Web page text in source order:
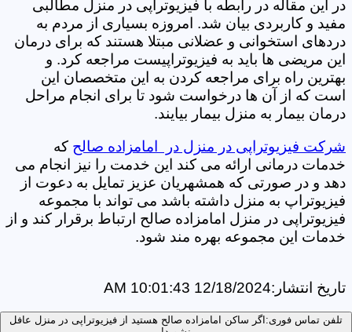
در این مقاله در رابطه با فیزیوتراپی در منزل مطالبی
مفید و کاربردی بیان شد. امروزه بسیاری از مردم به
دردهای استخوانی و عضلانی مبتلا هستند که برای درمان
این مریضی ها باید به فیزیوتراپیست مراجعه کرد. و
بهترین راه برای مراجعه کردن به این متخصصان این
است که از آن ها درخواست شود تا برای انجام مراحل
درمان بیمار به منزل بیمار بیایند.
شرکت فیزیوتراپی در منزل در امامزاده صالح که
خدمات درمانی ارائه می کند این خدمت را نیز انجام می
دهد و در صورتی که همشهریان عزیز تمایل به دعوت از
فیزیوتراپ به منزل داشته باشد می تواند با مجموعه
فیزیوتراپی در منزل امامزاده صالح ارتباط برقرار کند و از
خدمات این مجموعه بهره مند شود.
تاریخ انتشار:12/18/2024 10:01:43 AM
تلفن تماس فوری: اگر ساکن امامزاده صالح هستید از فیزیوتراپی در منزل عافل